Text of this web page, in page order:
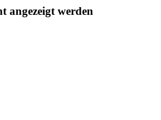
angezeigt werden